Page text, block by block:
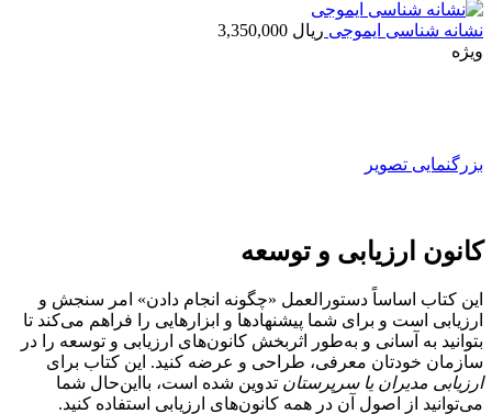
نشانه شناسی ایموجی ریال
ویژه
بزرگنمایی تصویر
کانون ارزیابی و توسعه
این کتاب اساساً دستورالعمل «چگونه انجام دادن» امر سنجش و
ارزیابی است و برای شما پیشنهاد‌ها و ابزارهایی را فراهم می‌کند تا
بتوانید به آسانی و به‌طور اثربخش کانون‌های ارزیابی و توسعه را در
سازمان خودتان معرفی، طراحی و عرضه کنید. این کتاب برای
ارزیابی مدیران یا سرپرستان تدوین شده است، با‌این‌حال شما
می‌توانید از اصول آن در همه کانون‌های ارزیابی استفاده کنید.